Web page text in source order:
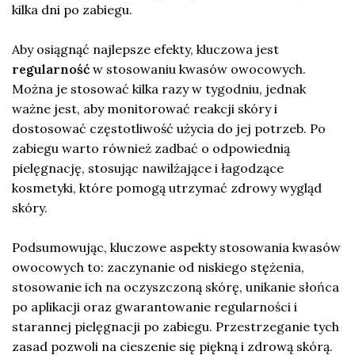
kilka dni po zabiegu.
Aby osiągnąć najlepsze efekty, kluczowa jest
regularność w stosowaniu kwasów owocowych.
Można je stosować kilka razy w tygodniu, jednak
ważne jest, aby monitorować reakcji skóry i
dostosować częstotliwość użycia do jej potrzeb. Po
zabiegu warto również zadbać o odpowiednią
pielęgnację, stosując nawilżające i łagodzące
kosmetyki, które pomogą utrzymać zdrowy wygląd
skóry.
Podsumowując, kluczowe aspekty stosowania kwasów
owocowych to: zaczynanie od niskiego stężenia,
stosowanie ich na oczyszczoną skórę, unikanie słońca
po aplikacji oraz gwarantowanie regularności i
starannej pielęgnacji po zabiegu. Przestrzeganie tych
zasad pozwoli na cieszenie się piękną i zdrową skórą.